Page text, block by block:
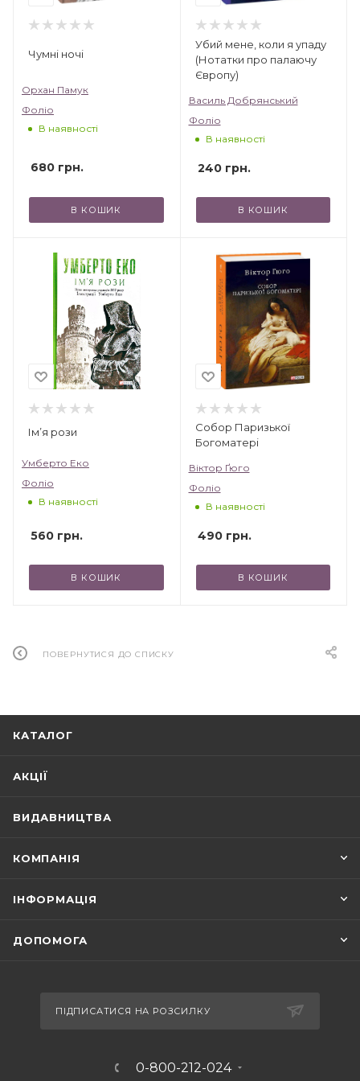
Чумні ночі
Орхан Памук
Фоліо
В наявності
680 грн.
В КОШИК
Убий мене, коли я упаду
(Нотатки про палаючу
Європу)
Василь Добрянський
Фоліо
В наявності
240грн.
В КОШИК
Ім’я рози
Умберто Еко
Фоліо
В наявності
560 грн.
В КОШИК
Собор Паризької
Богоматері
Віктор Ґюго
Фоліо
В наявності
490грн.
В КОШИК
ПОВЕРНУТИСЯ ДО СПИСКУ
КАТАЛОГ
АКЦІЇ
ВИДАВНИЦТВА
КОМПАНІЯ
ІНФОРМАЦІЯ
ДОПОМОГА
ПІДПИСАТИСЯ НА РОЗСИЛКУ
0-800-212-024